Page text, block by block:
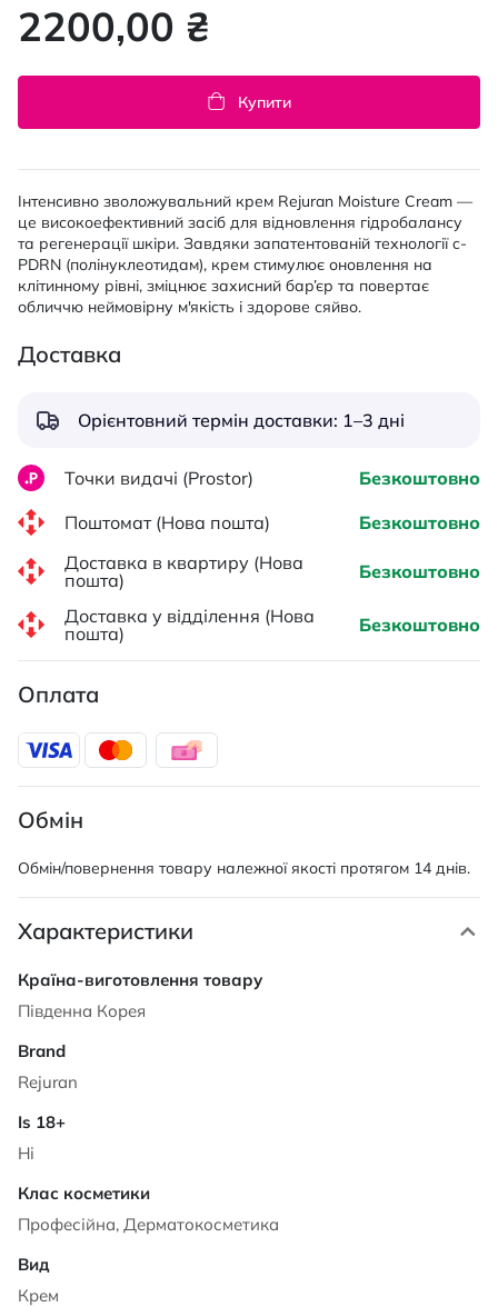
2200,00 ₴
Купити
Інтенсивно зволожувальний крем Rejuran Moisture Cream —
це високоефективний засіб для відновлення гідробалансу
та регенерації шкіри. Завдяки запатентованій технології c-
PDRN (полінуклеотидам), крем стимулює оновлення на
клітинному рівні, зміцнює захисний бар’єр та повертає
обличчю неймовірну м'якість і здорове сяйво.
Доставка
Орієнтовний термін доставки: 1–3 дні
Точки видачі (Prostor)
Безкоштовно
Поштомат (Нова пошта)
Безкоштовно
Доставка в квартиру (Нова
пошта)
Безкоштовно
Доставка у відділення (Нова
пошта)
Безкоштовно
Оплата
Обмін
Обмін/повернення товару належної якості протягом 14 днів.
Характеристики
Характеристики
Південна Корея
Rejuran
Ні
Професійна, Дерматокосметика
Крем